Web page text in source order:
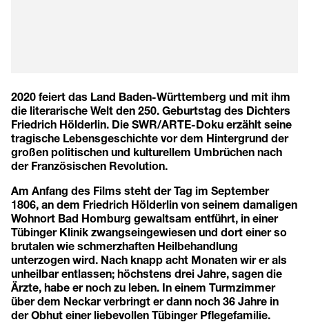
2020 feiert das Land Baden-Württemberg und mit ihm
die literarische Welt den 250. Geburtstag des Dichters
Friedrich Hölderlin. Die SWR/ARTE-Doku erzählt seine
tragische Lebensgeschichte vor dem Hintergrund der
großen politischen und kulturellem Umbrüchen nach
der Französischen Revolution.
Am Anfang des Films steht der Tag im September
1806, an dem Friedrich Hölderlin von seinem damaligen
Wohnort Bad Homburg gewaltsam entführt, in einer
Tübinger Klinik zwangseingewiesen und dort einer so
brutalen wie schmerzhaften Heilbehandlung
unterzogen wird. Nach knapp acht Monaten wir er als
unheilbar entlassen; höchstens drei Jahre, sagen die
Ärzte, habe er noch zu leben. In einem Turmzimmer
über dem Neckar verbringt er dann noch 36 Jahre in
der Obhut einer liebevollen Tübinger Pflegefamilie.